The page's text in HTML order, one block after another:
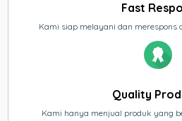
Fast
Kami siap melayani dan merespons
Quality
Kami hanya menjual produk yang